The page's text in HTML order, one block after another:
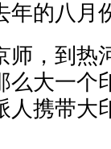
年的八月
师，到热
么大一个
人携带大